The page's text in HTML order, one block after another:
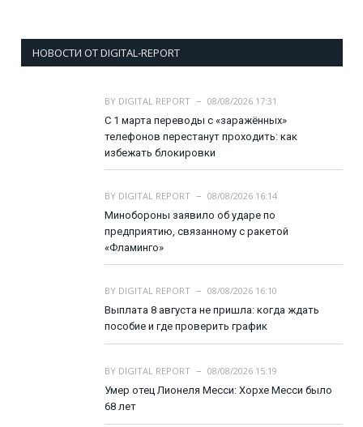
НОВОСТИ ОТ DIGITAL-REPORT
BY DIGITAL REPORT
08/08/2026 17:31
С 1 марта переводы с «заражённых»
телефонов перестанут проходить: как
избежать блокировки
BY DIGITAL REPORT
08/08/2026 16:14
Минобороны заявило об ударе по
предприятию, связанному с ракетой
«Фламинго»
BY DIGITAL REPORT
08/08/2026 16:10
Выплата 8 августа не пришла: когда ждать
пособие и где проверить график
BY DIGITAL REPORT
08/08/2026 15:19
Умер отец Лионеля Месси: Хорхе Месси было
68 лет